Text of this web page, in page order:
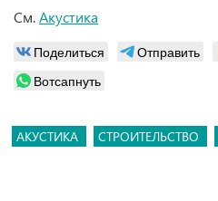
См.Акустика
Поделиться Отправить
Вотсапнуть
АКУСТИКА СТРОИТЕЛЬСТВО